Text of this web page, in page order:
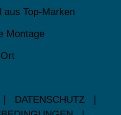
aus Top-Marken
Montage
DATENSCHUTZ